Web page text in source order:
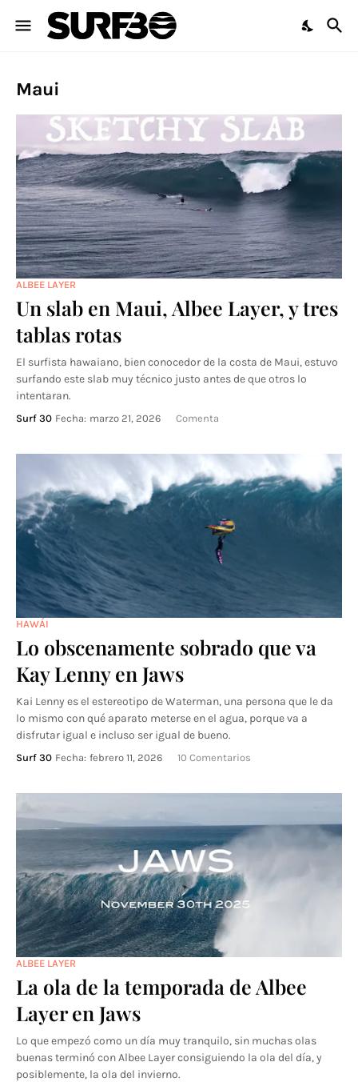
Maui
ALBEE LAYER
Un slab en Maui, Albee Layer, y tres
tablas rotas
El surfista hawaiano, bien conocedor de la costa de Maui, estuvo
surfando este slab muy técnico justo antes de que otros lo
intentaran.
Surf 30 Fecha: marzo 21, 2026 Comenta
HAWÁI
Lo obscenamente sobrado que va
Kay Lenny en Jaws
Kai Lenny es el estereotipo de Waterman, una persona que le da
lo mismo con qué aparato meterse en el agua, porque va a
disfrutar igual e incluso ser igual de bueno.
Surf 30 Fecha: febrero 11, 2026 10 Comentarios
ALBEE LAYER
La ola de la temporada de Albee
Layer en Jaws
Lo que empezó como un día muy tranquilo, sin muchas olas
buenas terminó con Albee Layer consiguiendo la ola del día, y
posiblemente, la ola del invierno.